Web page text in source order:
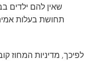
שאין להם ילדים
תחושת בעלות
לפיכך, מדיניות המחוז